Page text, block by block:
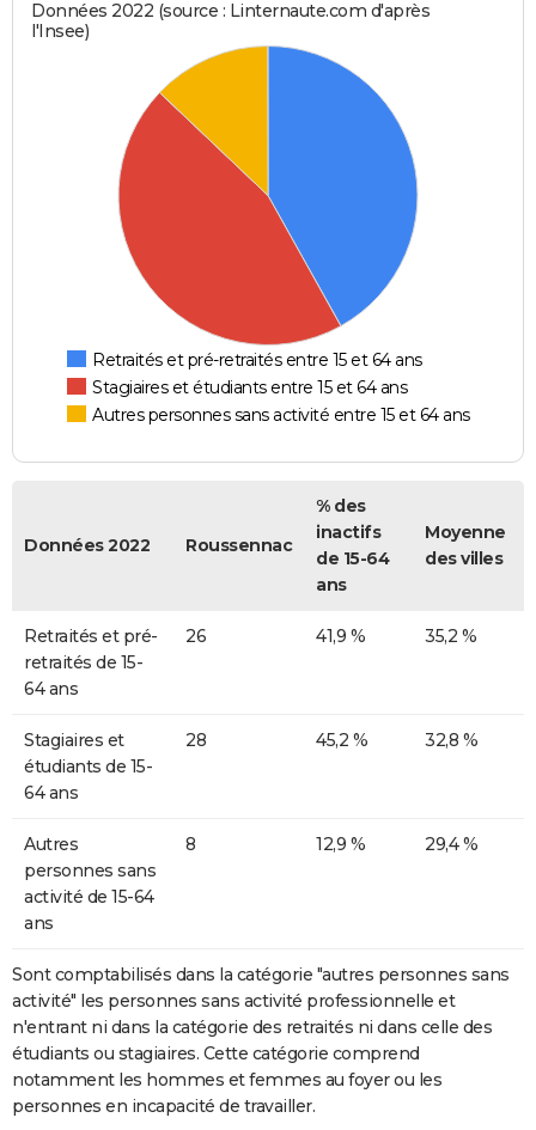
Données 2022 (source : Linternaute.com d'après
l'Insee)
Retraités et pré-retraités entre 15 et 64 ans
Stagiaires et étudiants entre 15 et 64 ans
Autres personnes sans activité entre 15 et 64 ans
Données 2022 Roussennac
% des
inactifs
de 15-64
ans
Moyenne
des villes
Retraités et pré-
retraités de 15-
64 ans
26 41,9 % 35,2 %
Stagiaires et
étudiants de 15-
64 ans
28 45,2 % 32,8 %
Autres
personnes sans
activité de 15-64
ans
8 12,9 % 29,4 %
Sont comptabilisés dans la catégorie "autres personnes sans
activité" les personnes sans activité professionnelle et
n'entrant ni dans la catégorie des retraités ni dans celle des
étudiants ou stagiaires. Cette catégorie comprend
notamment les hommes et femmes au foyer ou les
personnes en incapacité de travailler.